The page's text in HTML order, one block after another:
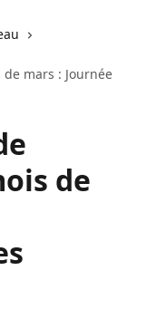
mars : Journée
de